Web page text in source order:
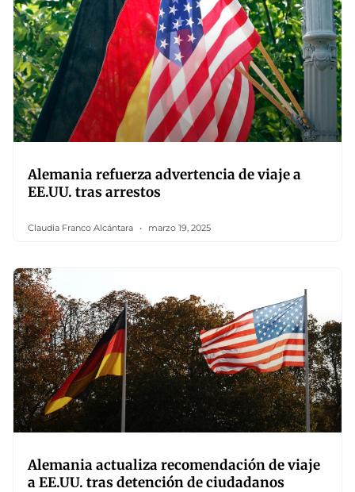
Alemania refuerza advertencia de viaje a
EE.UU. tras arrestos
Claudia Franco Alcántara marzo 19, 2025
Alemania actualiza recomendación de viaje
a EE.UU. tras detención de ciudadanos